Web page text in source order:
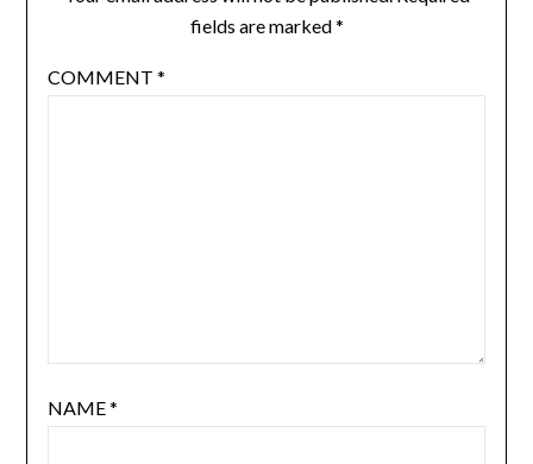
fields are marked*
COMMENT *
NAME*